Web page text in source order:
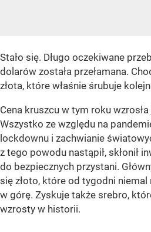
Stało się. Długo oczekiwane
dolarów została przełamana.
złota, które właśnie śrubuje
Cena kruszcu w tym roku
Wszystko ze względu na
lockdownu i zachwianie
z tego powodu nastąpił, skłonił
do bezpiecznych przystani.
się złoto, które od tygodni niemal
w górę. Zyskuje także srebro,
wzrosty w historii.